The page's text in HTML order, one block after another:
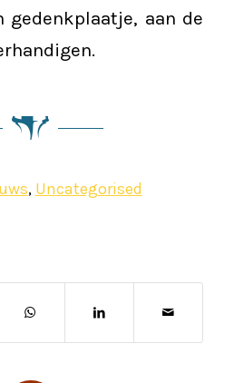
gedenkplaatje, aan de
, Uncategorised